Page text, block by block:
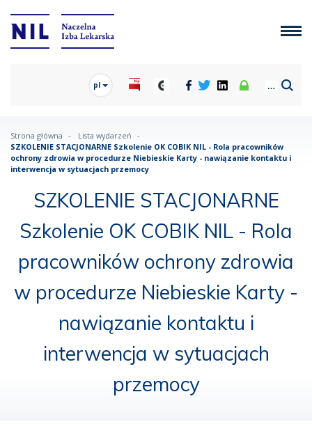
pl
Strona główna
Lista wydarzeń
SZKOLENIE STACJONARNE Szkolenie OK COBIK NIL - Rola pracowników
ochrony zdrowia w procedurze Niebieskie Karty - nawiązanie kontaktu i
interwencja w sytuacjach przemocy
SZKOLENIE STACJONARNE
Szkolenie OK COBIK NIL - Rola
pracowników ochrony zdrowia
w procedurze Niebieskie Karty -
nawiązanie kontaktu i
interwencja w sytuacjach
przemocy